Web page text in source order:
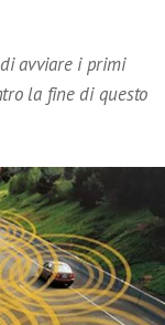
avviare i primi
la fine di questo